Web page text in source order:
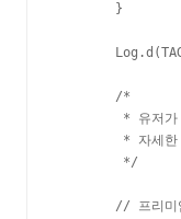
        }
        /*
* 유저가
* 자세
         */
// 프리미